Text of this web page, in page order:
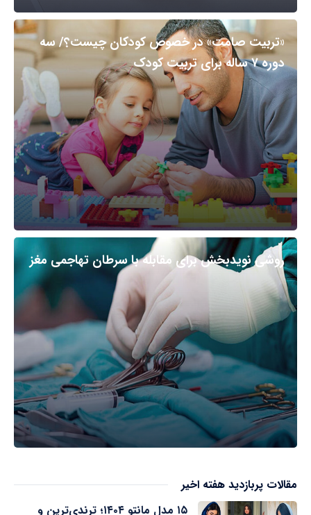
«تربیت صامت» در خصوص کودکان چیست؟/ سه
دوره ۷ ساله برای تربیت کودک
روشی نویدبخش برای مقابله با سرطان تهاجمی مغز
مقالات پربازدید هفته اخیر
۱۵ مدل مانتو ۱۴۰۴؛ ترندی‌ترین و